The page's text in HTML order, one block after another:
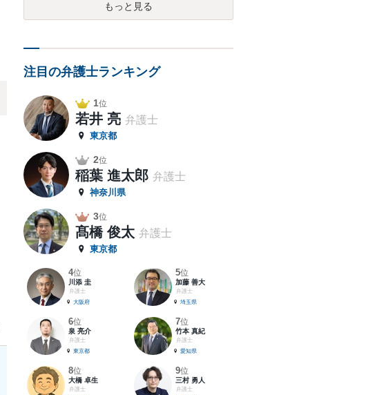
もっと見る
注目の弁護士ランキング
1位
若井 亮 弁護士
東京都
2位
稲葉 進太郎 弁護士
神奈川県
3位
髙橋 俊太 弁護士
東京都
4位
川添 圭
弁護士
大阪府
5位
加藤 善大
弁護士
埼玉県
6位
泉 亮介
弁護士
東京都
7位
竹本 真紀
弁護士
愛知県
8位
大橋 卓生
弁護士
9位
三村 勇人
弁護士